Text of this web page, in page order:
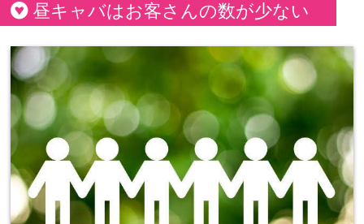
昼キャバはお客さんの数が少ない